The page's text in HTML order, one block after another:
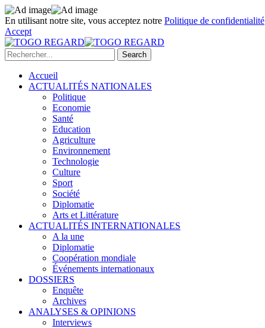
En utilisant notre site, vous acceptez notre Politique de confidentialité
Accept
Accueil
ACTUALITÉS NATIONALES
Politique
Economie
Santé
Education
Agriculture
Environnement
Technologie
Culture
Sport
Société
Diplomatie
Arts et Littérature
ACTUALITÉS INTERNATIONALES
A la une
Diplomatie
Coopération mondiale
Événements internationaux
DOSSIERS
Enquête
Archives
ANALYSES & OPINIONS
Interviews